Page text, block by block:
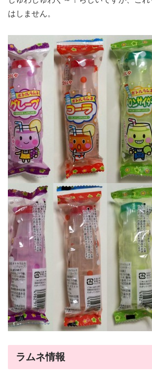
はしません。
ラムネ情報